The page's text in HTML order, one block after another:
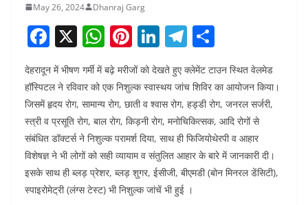
May 26, 2024 Dhanraj Garg
F
a
c
e
b
o
o
k
X W
h
at
s
A
p
p
Pi
nt
er
e
st
Li
n
k
e
dI
n
T
el
e
gr
a
m
ar
e
देहरादून में भीषण गर्मी में बढ़े मरीजों को देखते हुए क्लेमेंट टाउन स्थित वेलमेड
हॉस्पिटल ने रविवार को एक निशुल्क स्वास्थय जांच शिविर का आयोजन किया।
जिसमें हृदय रोग, सामान्य रोग, छाती व श्वास रोग, हड्डी रोग, जनरल सर्जरी,
स्त्री व प्रसूति रोग, बाल रोग, किड़नी रोग, मनोचिकित्सक, आदि रोगों से
संबंधित डॉक्टर्स ने निशुल्क परामर्श दिया, साथ ही फिजियोथेरपी व आहार
विशेषज्ञ ने भी लोगों को सही व्यायाम व संतुलित आहार के बारे में जानकारी दी।
इसके साथ ही ब्लड़ प्रेशर, ब्लड़ शुगर, ईसीजी, बीएमडी (बोन मिनरल डेंसिटी),
स्पाइरोमेट्री (लंग्स टेस्ट) भी निशुल्क जांचें भी हुई ।